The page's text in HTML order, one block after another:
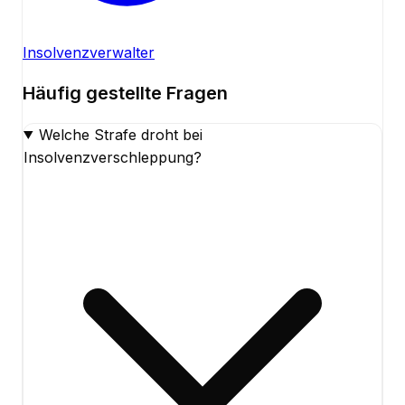
Insolvenzverwalter
Häufig gestellte Fragen
Welche Strafe droht bei
Insolvenzverschleppung?